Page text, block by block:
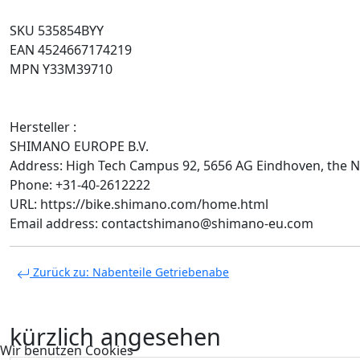
SKU 535854BYY
EAN 4524667174219
MPN Y33M39710
Hersteller :
SHIMANO EUROPE B.V.
Address: High Tech Campus 92, 5656 AG Eindhoven, the
Phone: +31-40-2612222
URL: https://bike.shimano.com/home.html
Email address: contactshimano@shimano-eu.com
Zurück zu: Nabenteile Getriebenabe
kürzlich angesehen
Wir benutzen Cookies